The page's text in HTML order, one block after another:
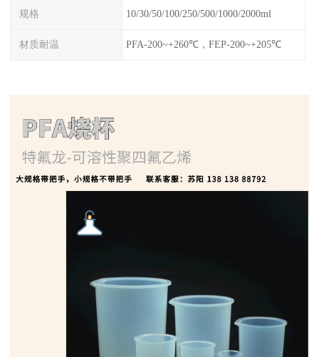
规格 10/30/50/100/250/500/1000/2000ml
材质耐温 PFA-200~+260℃，FEP-200~+205℃